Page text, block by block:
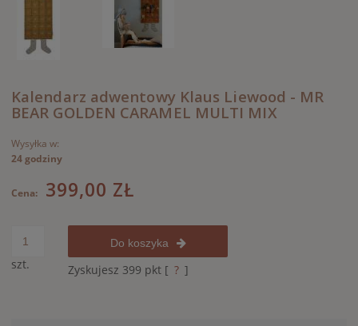
Kalendarz adwentowy Klaus Liewood - MR
BEAR GOLDEN CARAMEL MULTI MIX
Wysyłka w:
24 godziny
Cena: 399,00 ZŁ
szt.
Do koszyka
Zyskujesz 399 pkt [ ? ]